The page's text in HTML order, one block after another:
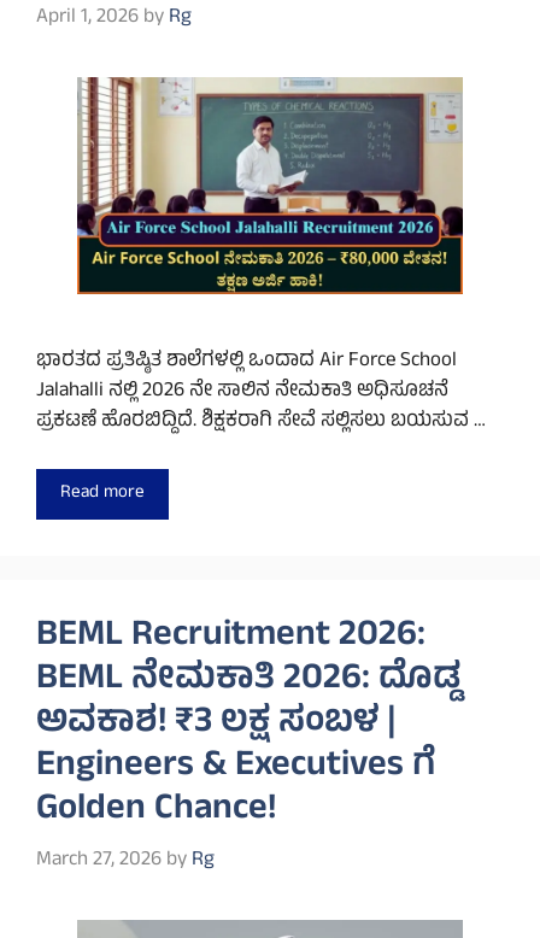
April 1, 2026byRg
ಭಾರತದ ಪ್ರತಿಷ್ಠಿತ ಶಾಲೆಗಳಲ್ಲಿ ಒಂದಾದ Air Force School
Jalahalli ನಲ್ಲಿ 2026 ನೇ ಸಾಲಿನ ನೇಮಕಾತಿ ಅಧಿಸೂಚನೆ
ಪ್ರಕಟಣೆ ಹೊರಬಿದ್ದಿದೆ. ಶಿಕ್ಷಕರಾಗಿ ಸೇವೆ ಸಲ್ಲಿಸಲು ಬಯಸುವ …
Read more
BEML Recruitment 2026:
BEML ನೇಮಕಾತಿ 2026: ದೊಡ್ಡ
ಅವಕಾಶ! ₹3 ಲಕ್ಷ ಸಂಬಳ |
Engineers & Executives ಗೆ
Golden Chance!
March 27, 2026byRg